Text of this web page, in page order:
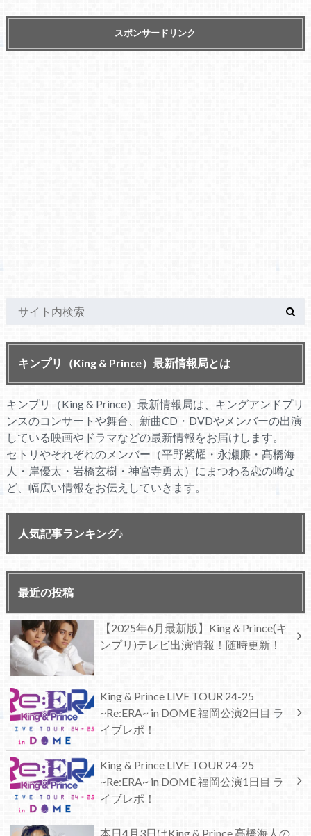
スポンサードリンク
キンプリ（King & Prince）最新情報局とは
キンプリ（King & Prince）最新情報局は、キングアンドプリ
ンスのコンサートや舞台、新曲CD・DVDやメンバーの出演
している映画やドラマなどの最新情報をお届けします。
セトリやそれぞれのメンバー（平野紫耀・永瀬廉・髙橋海
人・岸優太・岩橋玄樹・神宮寺勇太）にまつわる恋の噂な
ど、幅広い情報をお伝えしていきます。
人気記事ランキング♪
最近の投稿
【2025年6月最新版】King＆Prince(キ
ンプリ)テレビ出演情報！随時更新！
King & Prince LIVE TOUR 24-25
~Re:ERA~ in DOME 福岡公演2日目 ラ
イブレポ！
King & Prince LIVE TOUR 24-25
~Re:ERA~ in DOME 福岡公演1日目 ラ
イブレポ！
本日4月3日はKing & Prince 高橋海人の